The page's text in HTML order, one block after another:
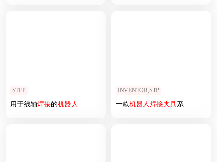
STEP
用于线轴焊接的机器人焊接
INVENTOR,STP
一款机器人焊接夹具系统模型